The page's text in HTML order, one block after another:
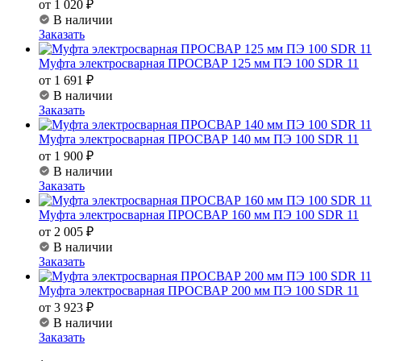
от 1 020 ₽
В наличии
Заказать
Муфта электросварная ПРОСВАР 125 мм ПЭ 100 SDR 11
от 1 691 ₽
В наличии
Заказать
Муфта электросварная ПРОСВАР 140 мм ПЭ 100 SDR 11
от 1 900 ₽
В наличии
Заказать
Муфта электросварная ПРОСВАР 160 мм ПЭ 100 SDR 11
от 2 005 ₽
В наличии
Заказать
Муфта электросварная ПРОСВАР 200 мм ПЭ 100 SDR 11
от 3 923 ₽
В наличии
Заказать